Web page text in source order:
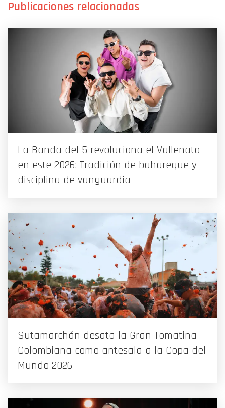
La Banda del 5 revoluciona el Vallenato
en este 2026: Tradición de bahareque y
disciplina de vanguardia
Sutamarchán desata la Gran Tomatina
Colombiana como antesala a la Copa del
Mundo 2026